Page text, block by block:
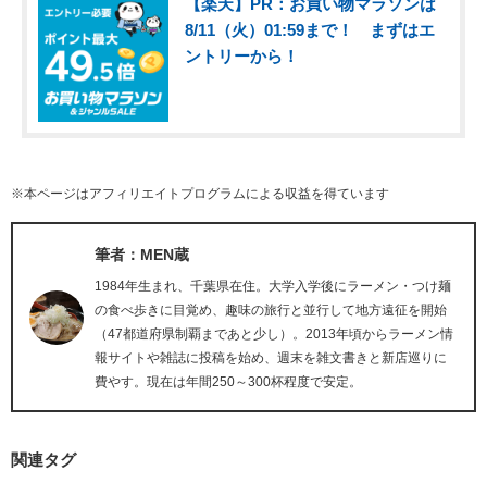
【楽天】PR：お買い物マラソンは
8/11（火）01:59まで！ まずはエ
ントリーから！
※本ページはアフィリエイトプログラムによる収益を得ています
筆者：MEN蔵
1984年生まれ、千葉県在住。大学入学後にラーメン・つけ麺
の食べ歩きに目覚め、趣味の旅行と並行して地方遠征を開始
（47都道府県制覇まであと少し）。2013年頃からラーメン情
報サイトや雑誌に投稿を始め、週末を雑文書きと新店巡りに
費やす。現在は年間250～300杯程度で安定。
関連タグ